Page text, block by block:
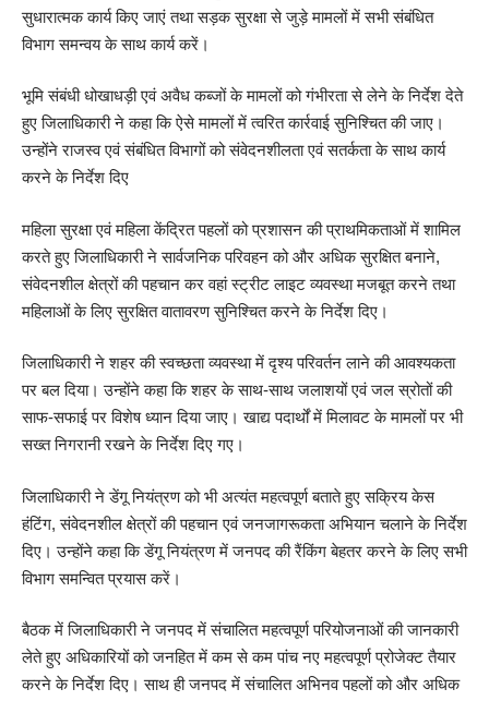
सुधारात्मक कार्य किए जाएं तथा सड़क सुरक्षा से जुड़े मामलों में सभी संबंधित
विभाग समन्वय के साथ कार्य करें।
भूमि संबंधी धोखाधड़ी एवं अवैध कब्जों के मामलों को गंभीरता से लेने के निर्देश देते
हुए जिलाधिकारी ने कहा कि ऐसे मामलों में त्वरित कार्रवाई सुनिश्चित की जाए।
उन्होंने राजस्व एवं संबंधित विभागों को संवेदनशीलता एवं सतर्कता के साथ कार्य
करने के निर्देश दिए
महिला सुरक्षा एवं महिला केंद्रित पहलों को प्रशासन की प्राथमिकताओं में शामिल
करते हुए जिलाधिकारी ने सार्वजनिक परिवहन को और अधिक सुरक्षित बनाने,
संवेदनशील क्षेत्रों की पहचान कर वहां स्ट्रीट लाइट व्यवस्था मजबूत करने तथा
महिलाओं के लिए सुरक्षित वातावरण सुनिश्चित करने के निर्देश दिए।
जिलाधिकारी ने शहर की स्वच्छता व्यवस्था में दृश्य परिवर्तन लाने की आवश्यकता
पर बल दिया। उन्होंने कहा कि शहर के साथ-साथ जलाशयों एवं जल स्रोतों की
साफ-सफाई पर विशेष ध्यान दिया जाए। खाद्य पदार्थों में मिलावट के मामलों पर भी
सख्त निगरानी रखने के निर्देश दिए गए।
जिलाधिकारी ने डेंगू नियंत्रण को भी अत्यंत महत्वपूर्ण बताते हुए सक्रिय केस
हंटिंग, संवेदनशील क्षेत्रों की पहचान एवं जनजागरूकता अभियान चलाने के निर्देश
दिए। उन्होंने कहा कि डेंगू नियंत्रण में जनपद की रैंकिंग बेहतर करने के लिए सभी
विभाग समन्वित प्रयास करें।
बैठक में जिलाधिकारी ने जनपद में संचालित महत्वपूर्ण परियोजनाओं की जानकारी
लेते हुए अधिकारियों को जनहित में कम से कम पांच नए महत्वपूर्ण प्रोजेक्ट तैयार
करने के निर्देश दिए। साथ ही जनपद में संचालित अभिनव पहलों को और अधिक